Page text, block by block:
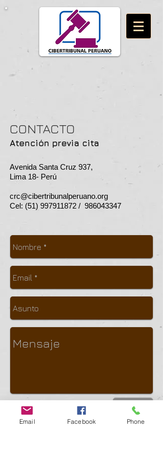
CONTACTO
Atención previa cita
Avenida Santa Cruz 937,
Lima 18- Perú
crc@cibertribunalperuano.org
Cel: (51) 997911872 / 986043347
Enviar
Email Facebook Phone